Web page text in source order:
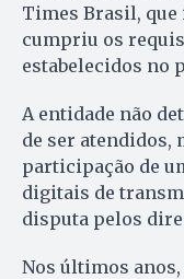
Times Brasil,
cumpriu os
estabelecidos no
A entidade não
de ser atendidos,
participação de
digitais de
disputa pelos
Nos últimos